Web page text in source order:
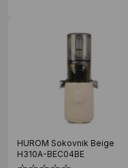
HUROM Sokovnik Beige
H310A-BEC04BE